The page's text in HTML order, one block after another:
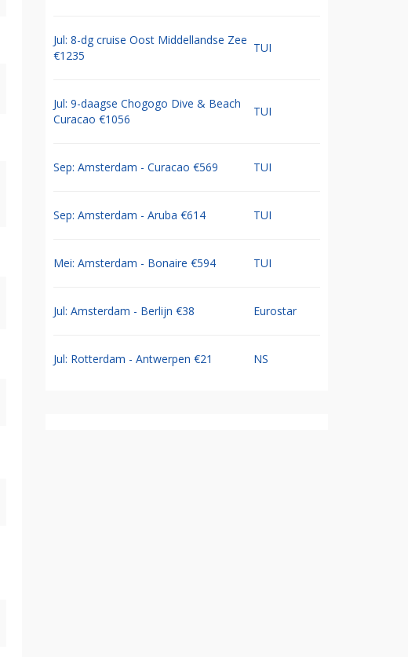
Jul: 8-dg cruise Oost Middellandse Zee
€1235
TUI
Jul: 9-daagse Chogogo Dive & Beach
Curacao €1056
TUI
Sep: Amsterdam - Curacao €569 TUI
Sep: Amsterdam - Aruba €614 TUI
Mei: Amsterdam - Bonaire €594 TUI
Jul: Amsterdam - Berlijn €38 Eurostar
Jul: Rotterdam - Antwerpen €21 NS